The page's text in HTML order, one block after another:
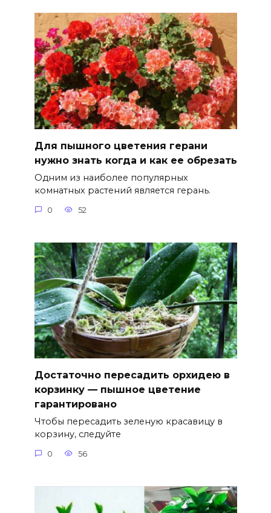
Для пышного цветения герани
нужно знать когда и как ее обрезать
Одним из наиболее популярных
комнатных растений является герань.
0 52
Достаточно пересадить орхидею в
корзинку — пышное цветение
гарантировано
Чтобы пересадить зеленую красавицу в
корзину, следуйте
0 56